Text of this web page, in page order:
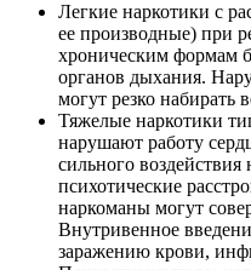
Легкие наркотики с
ее производные) при
хроническим формам
органов дыхания.
могут резко набирать
Тяжелые наркотики
нарушают работу
сильного
психотические
наркоманы могут
Внутривенное
заражению крови,